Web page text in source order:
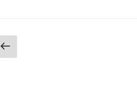
Navigation
Page
précédente